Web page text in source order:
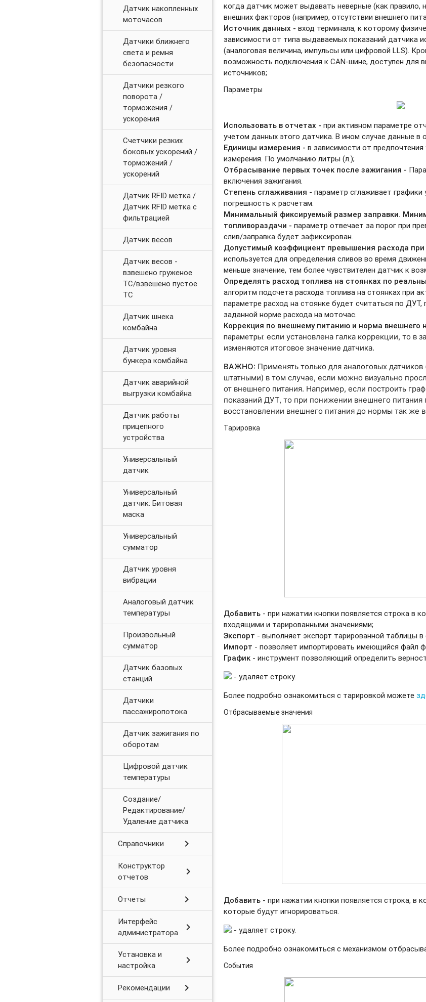
Датчик накопленных
моточасов
Датчики ближнего
света и ремня
безопасности
Датчики резкого
поворота /
торможения /
ускорения
Счетчики резких
боковых ускорений /
торможений /
ускорений
Датчик RFID метка /
Датчик RFID метка с
фильтрацией
Датчик весов
Датчик весов -
взвешено груженое
ТС/взвешено пустое
ТС
Датчик шнека
комбайна
Датчик уровня
бункера комбайна
Датчик аварийной
выгрузки комбайна
Датчик работы
прицепного
устройства
Универсальный
датчик
Универсальный
датчик: Битовая
маска
Универсальный
сумматор
Датчик уровня
вибрации
Аналоговый датчик
температуры
Произвольный
сумматор
Датчик базовых
станций
Датчики
пассажиропотока
Датчик зажигания по
оборотам
Цифровой датчик
температуры
Создание/
Редактирование/
Удаление датчика
Справочники chevron_right
Конструктор
отчетов
chevron_right
Отчеты chevron_right
Интерфейс
администратора
chevron_right
Установка и
настройка
chevron_right
Рекомендации chevron_right
когда датчик может выдавать неверные (как правило,
внешних факторов (например, отсутствии внешнего
Источник данных -вход терминала, к которому
зависимости от типа выдаваемых показаний датчика
(аналоговая величина, импульсы или цифровой LLS).
возможность подключения к CAN-шине, доступен для
источников;
Параметры
Использовать в отчетах -при активном параметре
учетом данных этого датчика. В ином случае данные в
Единицы измерения -в зависимости от
измерения. По умолчанию литры (л.);
Отбрасывание первых точек после зажигания -
включения зажигания.
Степень сглаживания -параметр сглаживает
погрешность к расчетам.
Минимальный фиксируемый размер заправки.
топливораздачи -параметр отвечает за порог при
слив/заправка будет зафиксирован.
Допустимый коэффициент превышения расхода при
используется для определения сливов во время
меньше значение, тем более чувствителен датчик к
Определять расход топлива на стоянках по
алгоритм подсчета расхода топлива на стоянках при
параметре расход на стоянке будет считаться по
заданной норме расхода на моточас.
Коррекция по внешнему питанию и норма внешнего
параметры: если установлена галка коррекции, то в
изменяются итоговое значение датчика.
ВАЖНО: Применять только для аналоговых
штатными) в том случае, если можно визуально
от внешнего питания. Например, если построить
показаний ДУТ, то при понижении внешнего
восстановлении внешнего питания до нормы так же
Тарировка
Добавить - при нажатии кнопки появляется строка в
входящими и тарированными значениями;
Экспорт - выполняет экспорт тарированной таблицы
Импорт - позволяет импортировать имеющийся файл
График - инструмент позволяющий определить
- удаляет строку.
Более подробно ознакомиться с тарировкой можете
Отбрасываемые значения
Добавить - при нажатии кнопки появляется строка, в
которые будут игнорироваться.
- удаляет строку.
Более подробно ознакомиться с механизмом
События